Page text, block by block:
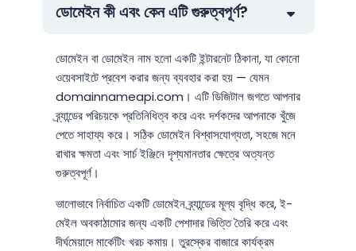
ডোমেইন কী এবং কেন এটি গুরুত্বপূর্ণ?
ডোমেইন বা ডোমেইন নাম হলো একটি ইন্টারনেট ঠিকানা, যা কোনো
ওয়েবসাইটে প্রবেশ করার জন্য ব্যবহার করা হয় — যেমন
domainnameapi.com। এটি ডিজিটাল জগতে আপনার
ব্র্যান্ডের পরিচয়কে প্রতিনিধিত্ব করে এবং দর্শকদের আপনাকে খুঁজে
পেতে সাহায্য করে। সঠিক ডোমেইন বিশ্বাসযোগ্যতা, সহজে মনে
রাখার ক্ষমতা এবং সার্চ ইঞ্জিনে দৃশ্যমানতার ক্ষেত্রে অত্যন্ত
গুরুত্বপূর্ণ।
ভালোভাবে নির্বাচিত একটি ডোমেইন ব্র্যান্ডের মূল্য বৃদ্ধি করে, ই-
মেইল অবকাঠামোর জন্য একটি পেশাদার ভিত্তি তৈরি করে এবং
দীর্ঘমেয়াদে মার্কেটিং খরচ কমায়। তুরস্কের বাজারে কার্যক্রম